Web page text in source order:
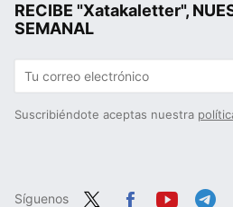
RECIBE "Xatakaletter",
SEMANAL
Suscribiéndote aceptas nuestra
Síguenos